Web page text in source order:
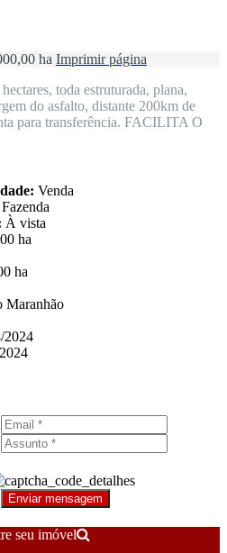
ha Imprimir página
toda estruturada, plana,
do asfalto, distante 200km de
para transferência. FACILITA O
Venda
Fazenda
À vista
ha
ha
Maranhão
2024
Enviar mensagem
seu imóvel